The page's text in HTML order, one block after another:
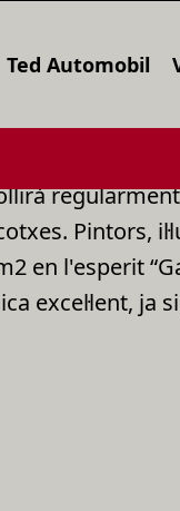
Ted Automobil
Pintors,
en l'esperit
excel·lent,